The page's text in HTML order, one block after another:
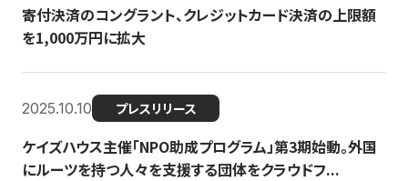
寄付決済のコングラント、クレジットカード決済の上限額
を1,000万円に拡大
2025.10.10 プレスリリース
ケイズハウス主催「NPO助成プログラム」第3期始動。外国
にルーツを持つ人々を支援する団体をクラウドフ...